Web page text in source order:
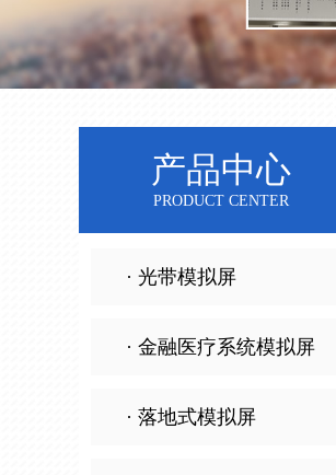
产品中心
PRODUCT CENTER
· 光带模拟屏
· 金融医疗系统模拟屏
· 落地式模拟屏